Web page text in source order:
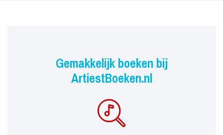
Gemakkelijk boeken bij
ArtiestBoeken.nl